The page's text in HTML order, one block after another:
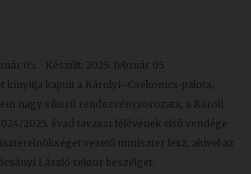
05.
Készült: 2025. február 05.
kinyitja kapuit a Károlyi–Csekonics-palota,
nagy sikerű rendezvénysorozata, a Károli
2025. évad tavaszi félévének első vendége
vezető miniszter lesz, akivel az
László rektor beszélget.